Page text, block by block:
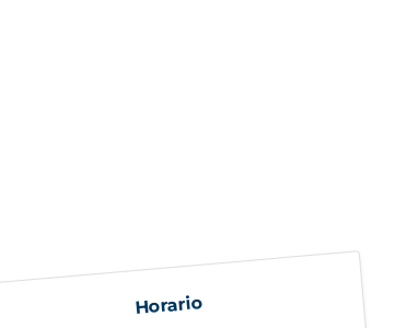
Horario